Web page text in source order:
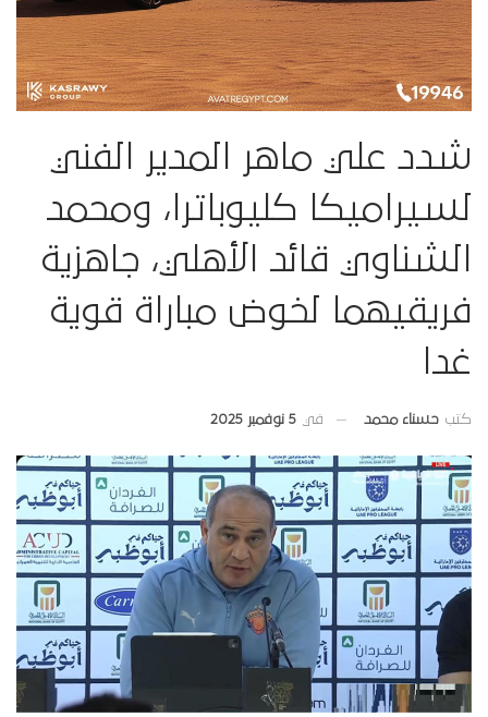
شدد علي ماهر المدير الفني
لسيراميكا كليوباترا، ومحمد
الشناوي قائد الأهلي، جاهزية
فريقيهما لخوض مباراة قوية
غدا
كتب حسناء محمد في 5 نوفمبر 2025